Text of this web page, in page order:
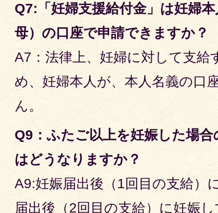
Q7:「妊婦支援給付金」は妊婦
母）の口座で申請できますか？
A7：法律上、妊婦に対して支給
め、妊婦本人が、本人名義の口
ん。
Q9：ふたご以上を妊娠した場
はどうなりますか？
A9:妊娠届出後（1回目の支給）
届出後（2回目の支給）に妊娠